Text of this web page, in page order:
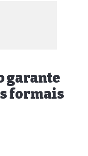
garante
formais